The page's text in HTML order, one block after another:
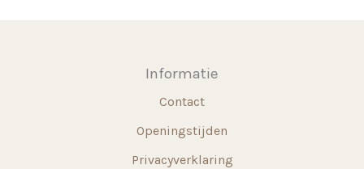
worden
op
de
Informatie
Contact
Openingstijden
Privacyverklaring